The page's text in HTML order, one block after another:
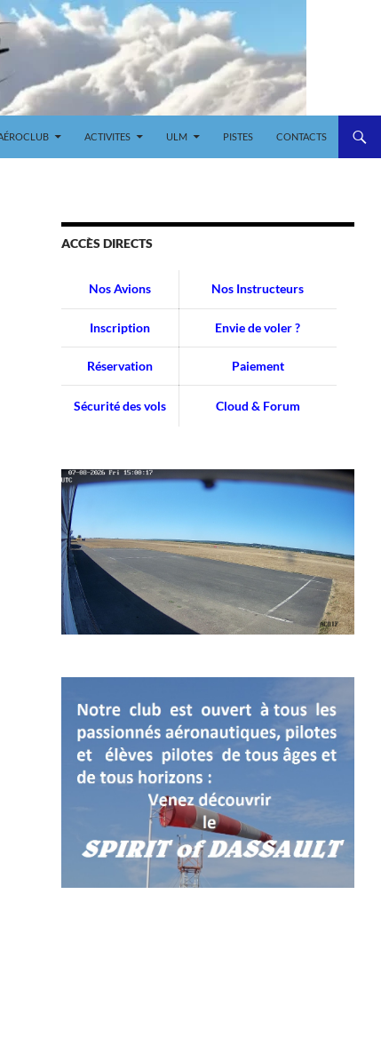
ACTIVITES ULM PISTES CONTACTS
ACCÈS DIRECTS
Nos Avions Nos Instructeurs
Inscription Envie de voler ?
Réservation Paiement
Sécurité des vols Cloud & Forum